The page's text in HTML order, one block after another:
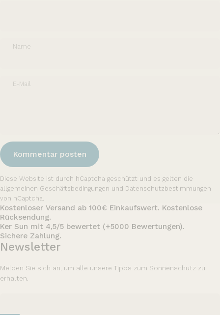
Name
E-Mail
Kommentar posten
Diese Website ist durch hCaptcha geschützt und es gelten die
allgemeinen Geschäftsbedingungen und Datenschutzbestimmungen
von hCaptcha.
Kostenloser Versand ab 100€ Einkaufswert. Kostenlose
Rücksendung.
Ker Sun mit 4,5/5 bewertet (+5000 Bewertungen).
Sichere Zahlung.
Newsletter
Melden Sie sich an, um alle unsere Tipps zum Sonnenschutz zu
erhalten.